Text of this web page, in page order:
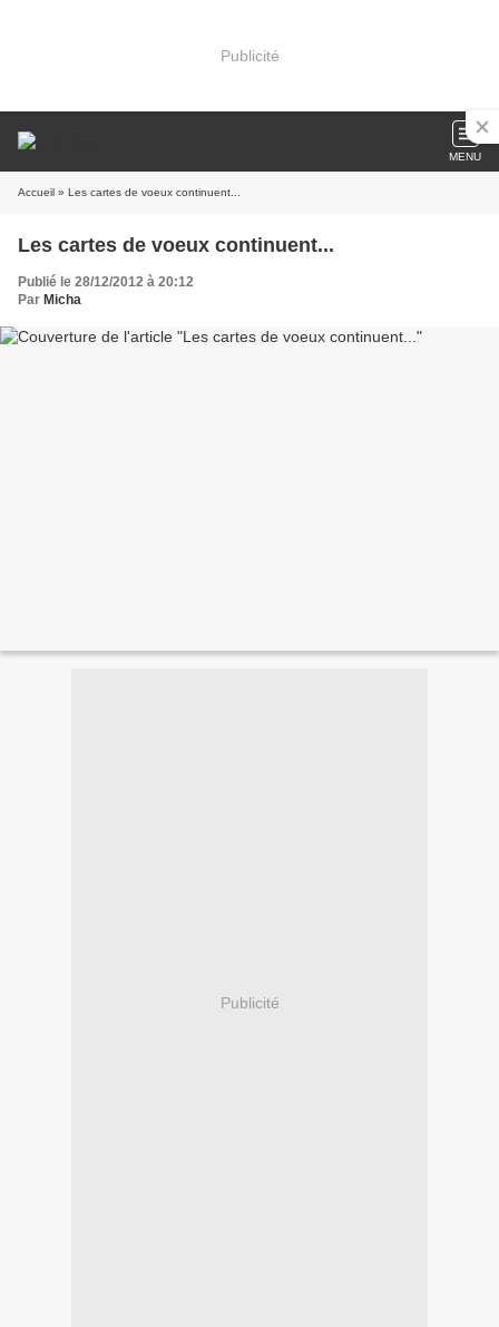
Publicité
MENU
Accueil » Les cartes de voeux continuent...
Les cartes de voeux continuent...
Publié le 28/12/2012 à 20:12
Par Micha
Publicité